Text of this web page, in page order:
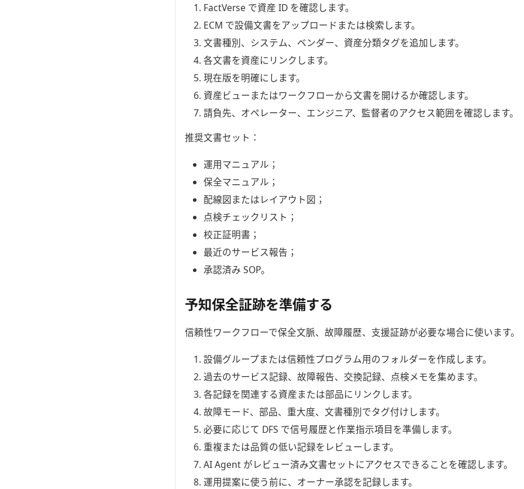
FactVerse で資産 ID を確認します。
ECM で設備文書をアップロードまたは検索します。
文書種別、システム、ベンダー、資産分類タグを追加します。
各文書を資産にリンクします。
現在版を明確にします。
資産ビューまたはワークフローから文書を開けるか確認します。
請負先、オペレーター、エンジニア、監督者のアクセス範囲を確認します。
推奨文書セット：
運用マニュアル；
保全マニュアル；
配線図またはレイアウト図；
点検チェックリスト；
校正証明書；
最近のサービス報告；
承認済み SOP。
予知保全証跡を準備する
信頼性ワークフローで保全文脈、故障履歴、支援証跡が必要な場合に使います。
設備グループまたは信頼性プログラム用のフォルダーを作成します。
過去のサービス記録、故障報告、交換記録、点検メモを集めます。
各記録を関連する資産または部品にリンクします。
故障モード、部品、重大度、文書種別でタグ付けします。
必要に応じて DFS で信号履歴と作業指示項目を準備します。
重複または品質の低い記録をレビューします。
AI Agent がレビュー済み文書セットにアクセスできることを確認します。
運用提案に使う前に、オーナー承認を記録します。